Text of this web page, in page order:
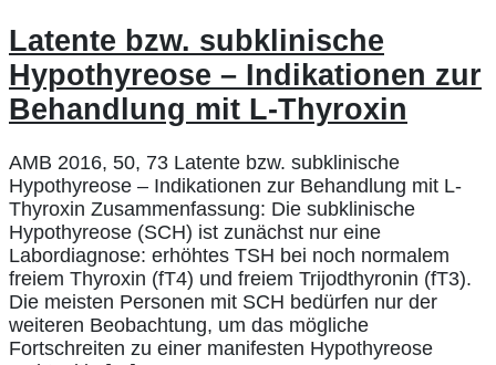
Latente bzw. subklinische
Hypothyreose – Indikationen zur
Behandlung mit L-Thyroxin
AMB 2016, 50, 73 Latente bzw. subklinische
Hypothyreose – Indikationen zur Behandlung mit L-
Thyroxin Zusammenfassung: Die subklinische
Hypothyreose (SCH) ist zunächst nur eine
Labordiagnose: erhöhtes TSH bei noch normalem
freiem Thyroxin (fT4) und freiem Trijodthyronin (fT3).
Die meisten Personen mit SCH bedürfen nur der
weiteren Beobachtung, um das mögliche
Fortschreiten zu einer manifesten Hypothyreose